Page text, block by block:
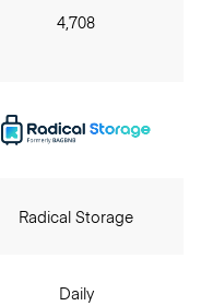
4,708
Radical Storage
Daily